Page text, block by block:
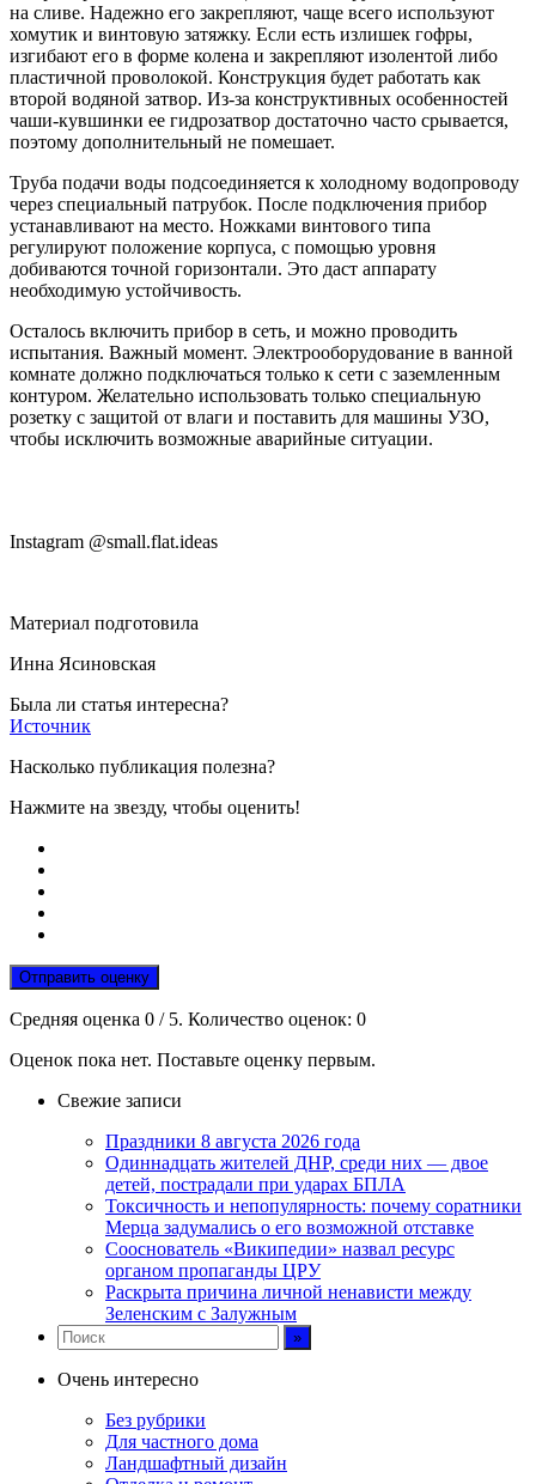
на сливе. Надежно его закрепляют, чаще всего используют
хомутик и винтовую затяжку. Если есть излишек гофры,
изгибают его в форме колена и закрепляют изолентой либо
пластичной проволокой. Конструкция будет работать как
второй водяной затвор. Из-за конструктивных особенностей
чаши-кувшинки ее гидрозатвор достаточно часто срывается,
поэтому дополнительный не помешает.
Труба подачи воды подсоединяется к холодному водопроводу
через специальный патрубок. После подключения прибор
устанавливают на место. Ножками винтового типа
регулируют положение корпуса, с помощью уровня
добиваются точной горизонтали. Это даст аппарату
необходимую устойчивость.
Осталось включить прибор в сеть, и можно проводить
испытания. Важный момент. Электрооборудование в ванной
комнате должно подключаться только к сети с заземленным
контуром. Желательно использовать только специальную
розетку с защитой от влаги и поставить для машины УЗО,
чтобы исключить возможные аварийные ситуации.
Instagram @small.flat.ideas
Материал подготовила
Инна Ясиновская
Была ли статья интересна?
Источник
Насколько публикация полезна?
Нажмите на звезду, чтобы оценить!
Отправить оценку
Средняя оценка 0 / 5. Количество оценок: 0
Оценок пока нет. Поставьте оценку первым.
Свежие записи
Праздники 8 августа 2026 года
Одиннадцать жителей ДНР, среди них — двое
детей, пострадали при ударах БПЛА
Токсичность и непопулярность: почему соратники
Мерца задумались о его возможной отставке
Сооснователь «Википедии» назвал ресурс
органом пропаганды ЦРУ
Раскрыта причина личной ненависти между
Зеленским с Залужным
Очень интересно
Без рубрики
Для частного дома
Ландшафтный дизайн